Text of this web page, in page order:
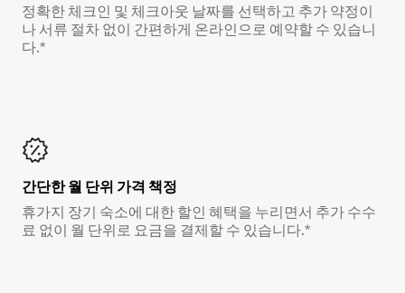
정확한 체크인 및 체크아웃 날짜를 선택하고 추가 약정이
나 서류 절차 없이 간편하게 온라인으로 예약할 수 있습니
다.*
간단한 월 단위 가격 책정
휴가지 장기 숙소에 대한 할인 혜택을 누리면서 추가 수수
료 없이 월 단위로 요금을 결제할 수 있습니다.*